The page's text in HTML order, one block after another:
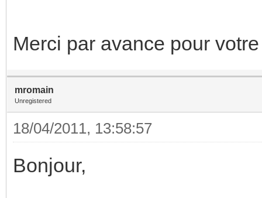
Merci par avance pour
mromain
Unregistered
18/04/2011, 13:58:57
Bonjour,